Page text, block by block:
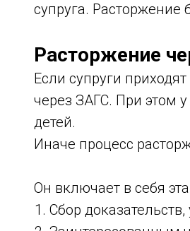
супруга. Расторжение
Расторжение
Если супруги
через ЗАГС. При этом
детей.
Иначе процесс
Он включает в себя
Сбор